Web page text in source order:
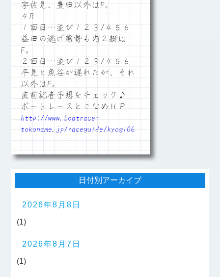
宇佐見、豊田以外はF。
４R
１回目…並び１２３/４５６
益田の逃げ態勢も内２艇は
F。
２回目…並び１２３/４５６
平見と魚谷が遅れたが、それ
以外はF。
直前記者予想をチェック♪
ボートレースとこなめＨＰ
http://www.boatrace-
tokoname.jp/raceguide/kyogi06
日付別アーカイブ
2026年8月8日
(1)
2026年8月7日
(1)